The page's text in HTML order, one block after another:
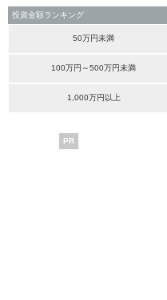
投資金額ランキング
50万円未満
100万円～500万円未満
1,000万円以上
PR